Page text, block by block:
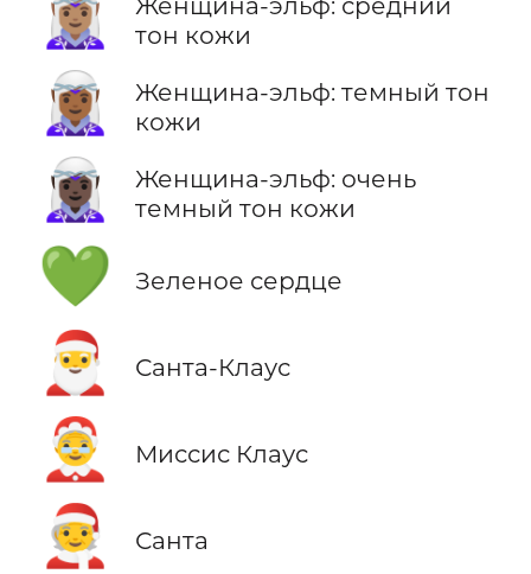
🧝🏽‍♀️
тон кожи
🧝🏾‍♀️
Женщина-эльф: темный тон
кожи
🧝🏿‍♀️
Женщина-эльф: очень
темный тон кожи
💚 Зеленое сердце
🎅 Санта-Клаус
🤶 Миссис Клаус
🧑‍🎄 Санта